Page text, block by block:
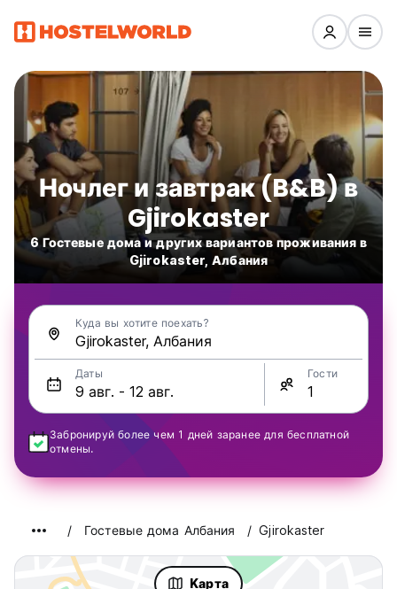
Ночлег и завтрак (B&B) в
Gjirokaster
6 Гостевые дома и других вариантов проживания в
Gjirokaster, Албания
Куда вы хотите поехать?
Даты Гости
Забронируй более чем 1 дней заранее для бесплатной
отмены.
Гостевые дома Албания Gjirokaster
Kарта